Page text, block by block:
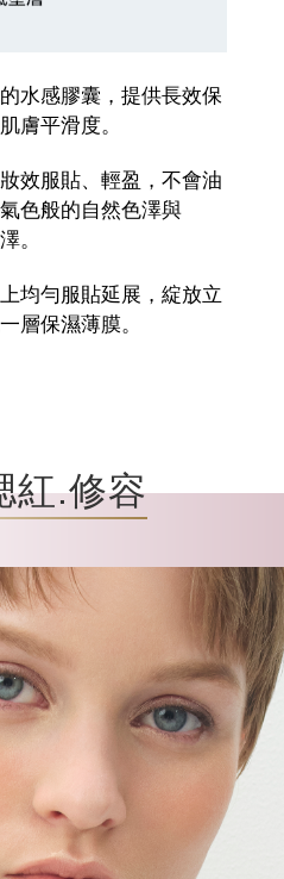
水感膠囊，提供長效保
膚平滑度。
效服貼、輕盈，不會油
色般的自然色澤與
。
均勻服貼延展，綻放立
層保濕薄膜。
紅.修容